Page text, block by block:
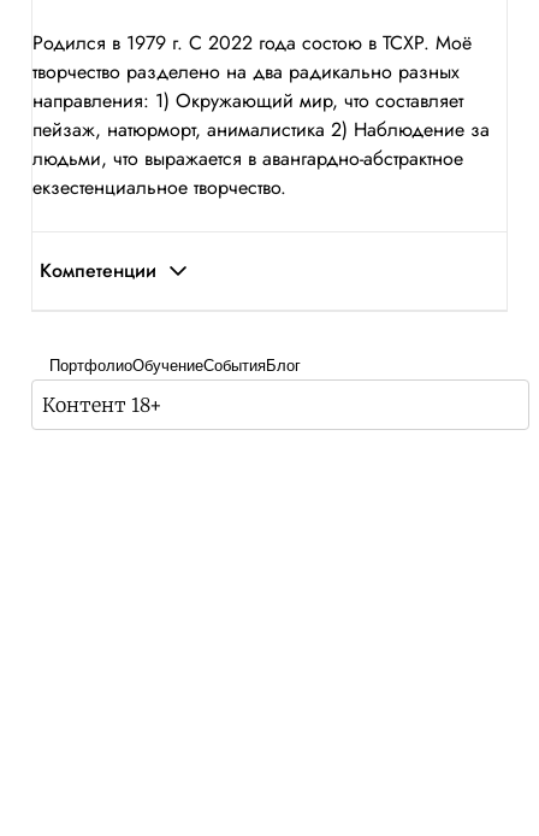
Родился в 1979 г. С 2022 года состою в ТСХР. Моё
творчество разделено на два радикально разных
направления: 1) Окружающий мир, что составляет
пейзаж, натюрморт, анималистика 2) Наблюдение за
людьми, что выражается в авангардно-абстрактное
екзестенциальное творчество.
Компетенции
ПортфолиоОбучениеСобытияБлог
Контент 18+